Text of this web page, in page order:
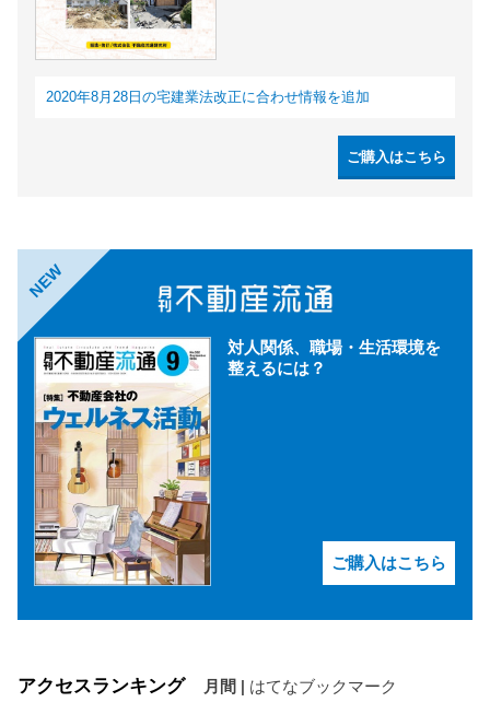
2020年8月28日の宅建業法改正に合わせ情報を追加
ご購入はこちら
NEW
対人関係、職場・生活環境を
整えるには？
ご購入はこちら
アクセスランキング 月間 はてなブックマーク